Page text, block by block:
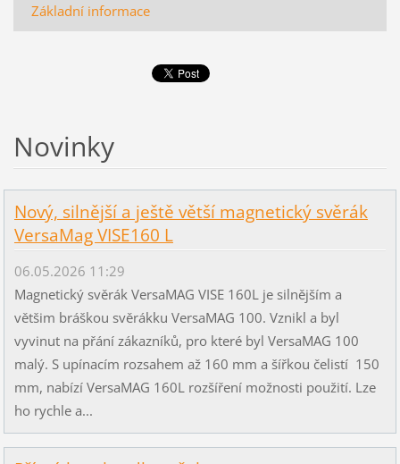
Základní informace
Novinky
Nový, silnější a ještě větší magnetický svěrák
VersaMag VISE160 L
06.05.2026 11:29
Magnetický svěrák VersaMAG VISE 160L je silnějším a
většim bráškou svěrákku VersaMAG 100. Vznikl a byl
vyvinut na přání zákazníků, pro které byl VersaMAG 100
malý. S upínacím rozsahem až 160 mm a šířkou čelistí 150
mm, nabízí VersaMAG 160L rozšíření možnosti použití. Lze
ho rychle a...